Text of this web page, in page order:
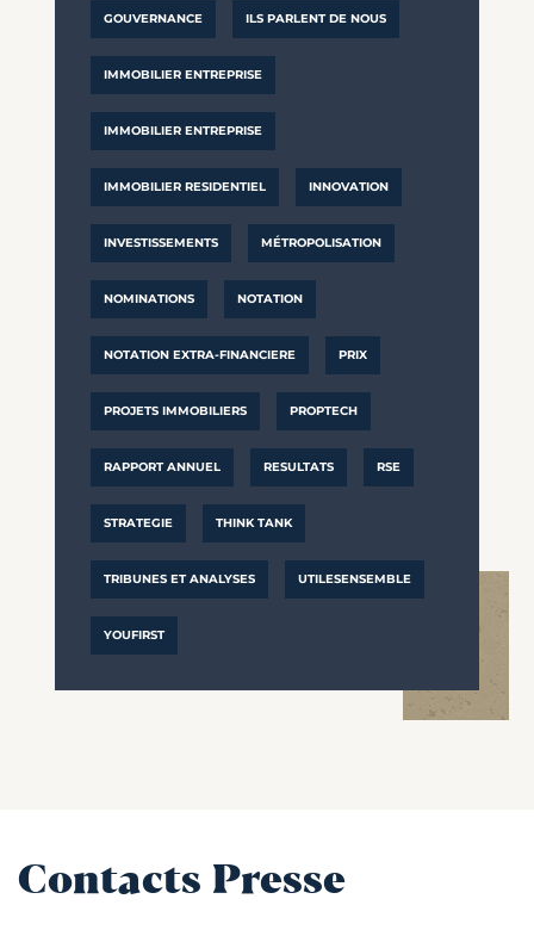
GOUVERNANCE ILS PARLENT DE NOUS
IMMOBILIER ENTREPRISE
IMMOBILIER ENTREPRISE
IMMOBILIER RESIDENTIEL INNOVATION
INVESTISSEMENTS MÉTROPOLISATION
NOMINATIONS NOTATION
NOTATION EXTRA-FINANCIERE PRIX
PROJETS IMMOBILIERS PROPTECH
RAPPORT ANNUEL RESULTATS RSE
STRATEGIE THINK TANK
TRIBUNES ET ANALYSES UTILESENSEMBLE
YOUFIRST
Contacts Presse